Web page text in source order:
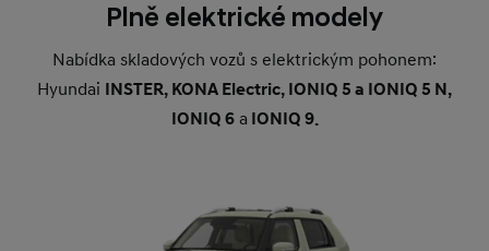
Plně elektrické modely
Nabídka skladových vozů s elektrickým pohonem:
Hyundai INSTER, KONA Electric, IONIQ 5 a IONIQ 5 N,
IONIQ 6a IONIQ 9.